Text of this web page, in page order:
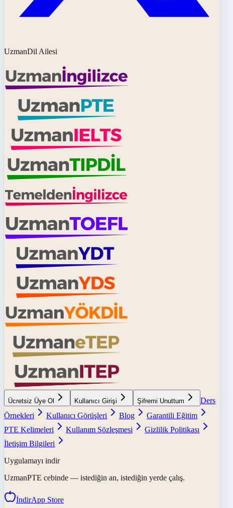
UzmanDil Ailesi
Ücretsiz Üye Ol Kullanıcı Girişi Şifremi Unuttum
Ders
Örnekleri
Kullanıcı Görüşleri Blog
Garantili Eğitim
PTE Kelimeleri
Kullanım Sözleşmesi
Gizlilik Politikası
İletişim Bilgileri
Uygulamayı indir
UzmanPTE cebinde — istediğin an, istediğin yerde çalış.
İndirApp Store